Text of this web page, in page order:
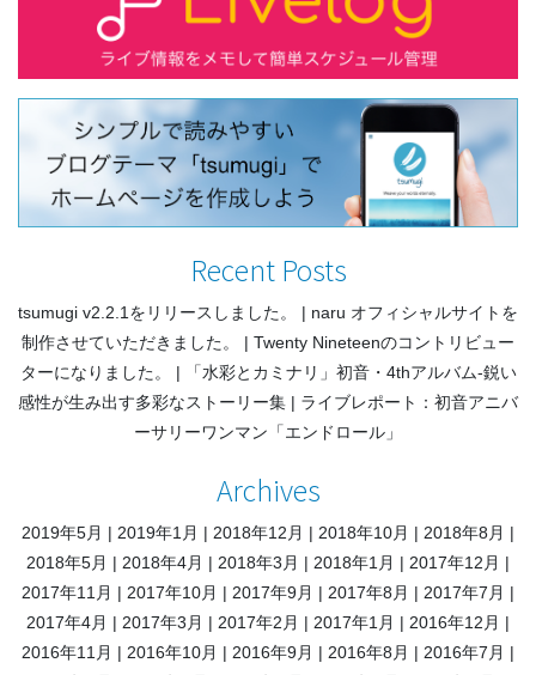
ン
Recent Posts
tsumugi v2.2.1をリリースしました。
naru オフィシャルサイトを
制作させていただきました。
Twenty Nineteenのコントリビュー
ターになりました。
「水彩とカミナリ」初音・4thアルバム-鋭い
感性が生み出す多彩なストーリー集
ライブレポート：初音アニバ
ーサリーワンマン「エンドロール」
Archives
2019年5月 2019年1月 2018年12月 2018年10月
2018年8月
2018年5月
2018年4月 2018年3月 2018年1月
2017年12月
2017年11月
2017年10月 2017年9月 2017年8月
2017年7月
2017年4月
2017年3月 2017年2月 2017年1月
2016年12月
2016年11月
2016年10月 2016年9月 2016年8月
2016年7月